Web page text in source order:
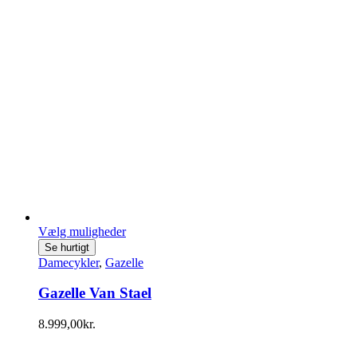
Vælg muligheder
Dette
vare
flere
varianter.
Mulighederne
kan
Se hurtigt
Damecykler, Gazelle
Gazelle Van Stael
8.999,00kr.